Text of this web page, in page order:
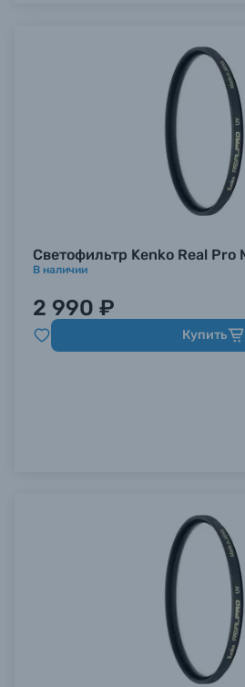
Светофильтр Kenko Real Pro
В наличии
2 990 ₽
Купить